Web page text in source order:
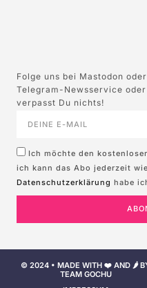
Folge uns bei Mastodon
Telegram-Newsservice
verpasst Du nichts!
Ich möchte den
ich kann das Abo jederzeit
Datenschutzerklärung habe
© 2024 • MADE WITH ❤️ AND 🌶️
TEAM GOCHU